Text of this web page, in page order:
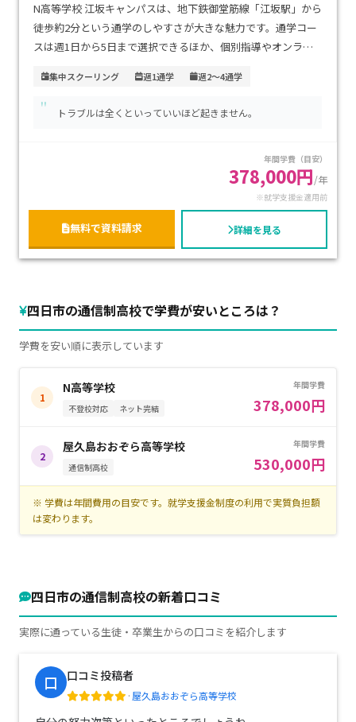
N高等学校 江坂キャンパスは、地下鉄御堂筋線「江坂駅」から
徒歩約2分という通学のしやすさが大きな魅力です。通学コー
スは週1日から5日まで選択できるほか、個別指導やオンライ
多彩な学習スタイルが用意されています。生徒一人ひとりの学
習ペースや目標に合わせた柔軟な教育が可能です。学費は通学
頻度によって異なりますが、就学支援制度の活用により負担
分野や創作活動に意欲のあるお子さま、自分のペースでじっく
り学びたい方におすすめのキャンパスです。
集中スクーリング 週1通学 週2～4通学
" トラブルは全くといっていいほど起きません。
年間学費（目安）
378,000円/年
※就学支援金適用前
無料で資料請求 詳細を見る
四日市の通信制高校で学費が安いところは？
学費を安い順に表示しています
1
N高等学校
不登校対応 ネット完結
年間学費
378,000円
2
屋久島おおぞら高等学校
通信制高校
年間学費
530,000円
※ 学費は年間費用の目安です。就学支援金制度の利用で実質負担額
は変わります。
四日市の通信制高校の新着口コミ
実際に通っている生徒・卒業生からの口コミを紹介します
口 口コミ投稿者
· 屋久島おおぞら高等学校